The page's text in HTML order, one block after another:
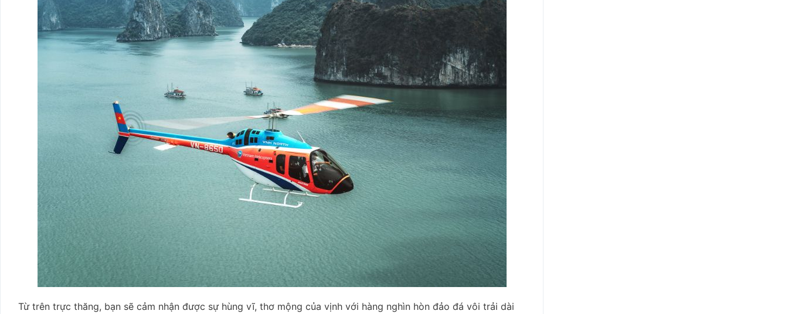
Từ trên trực thăng, bạn sẽ cảm nhận được sự hùng vĩ, thơ mộng của vịnh với hàng nghìn hòn đảo đá vôi trải dài